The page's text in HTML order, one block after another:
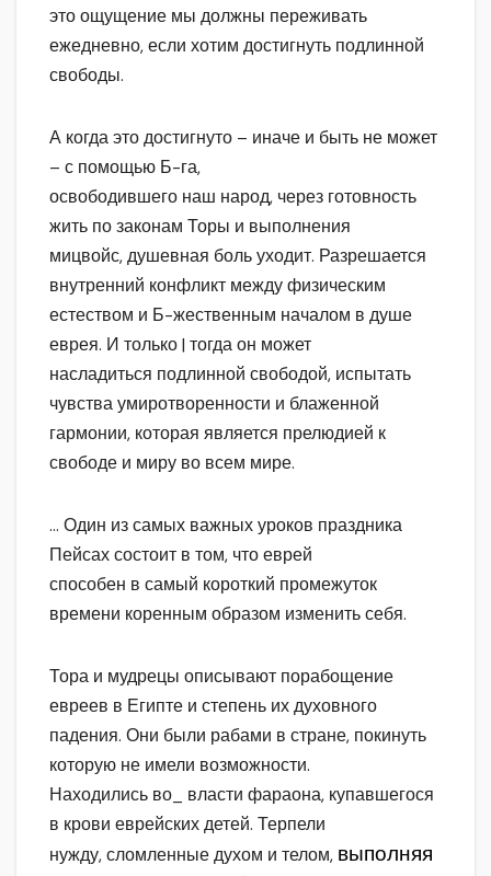
это ощущение мы должны переживать
ежедневно, если хотим достигнуть подлинной
свободы.
А когда это достигнуто – иначе и быть не может
– с помощью Б-га,
освободившего наш народ, через готовность
жить по законам Торы и выполнения
мицвойс, душевная боль уходит. Разрешается
внутренний конфликт между физическим
естеством и Б-жественным началом в душе
еврея. И только | тогда он может
насладиться подлинной свободой, испытать
чувства умиротворенности и блаженной
гармонии, которая является прелюдией к
свободе и миру во всем мире.
… Один из самых важных уроков праздника
Пейсах состоит в том, что еврей
способен в самый короткий промежуток
времени коренным образом изменить себя.
Тора и мудрецы описывают порабощение
евреев в Египте и степень их духовного
падения. Они были рабами в стране, покинуть
которую не имели возможности.
Находились во_ власти фараона, купавшегося
в крови еврейских детей. Терпели
нужду, сломленные духом и телом, выполняя